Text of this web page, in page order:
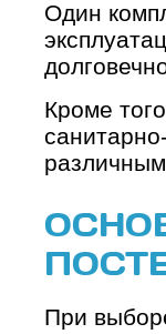
Один
Кроме
При